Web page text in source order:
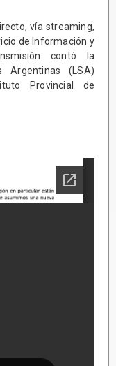
vía streaming,
de Información y
contó la
(LSA)
Provincial de